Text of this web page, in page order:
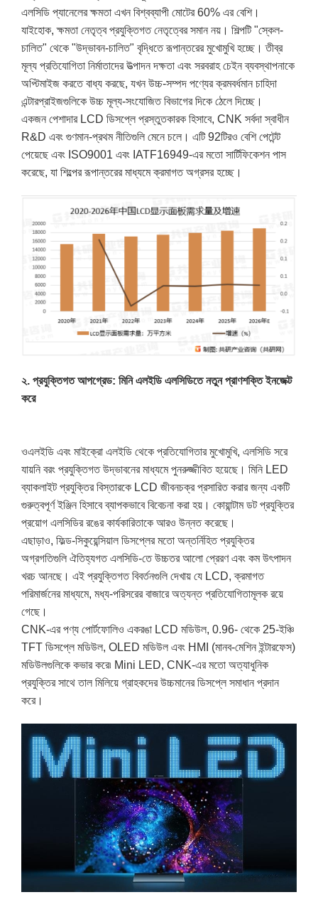
এলসিডি প্যানেলের ক্ষমতা এখন বিশ্বব্যাপী মোটের 60% এর বেশি।
যাইহোক, ক্ষমতা নেতৃত্ব প্রযুক্তিগত নেতৃত্বের সমান নয়। শিল্পটি "স্কেল-
চালিত" থেকে "উদ্ভাবন-চালিত" বৃদ্ধিতে রূপান্তরের মুখোমুখি হচ্ছে। তীব্র
মূল্য প্রতিযোগিতা নির্মাতাদের উত্পাদন দক্ষতা এবং সরবরাহ চেইন ব্যবস্থাপনাকে
অপ্টিমাইজ করতে বাধ্য করছে, যখন উচ্চ-সম্পদ পণ্যের ক্রমবর্ধমান চাহিদা
এন্টারপ্রাইজগুলিকে উচ্চ মূল্য-সংযোজিত বিভাগের দিকে ঠেলে দিচ্ছে।
একজন পেশাদার LCD ডিসপ্লে প্রস্তুতকারক হিসাবে, CNK সর্বদা স্বাধীন
R&D এবং গুণমান-প্রথম নীতিগুলি মেনে চলে। এটি 92টিরও বেশি পেটেন্ট
পেয়েছে এবং ISO9001 এবং IATF16949-এর মতো সার্টিফিকেশন পাস
করেছে, যা শিল্পের রূপান্তরের মাধ্যমে ক্রমাগত অগ্রসর হচ্ছে।
২. প্রযুক্তিগত আপগ্রেড: মিনি এলইডি এলসিডিতে নতুন প্রাণশক্তি ইনজেক্ট
করে
ওএলইডি এবং মাইক্রো এলইডি থেকে প্রতিযোগিতার মুখোমুখি, এলসিডি সরে
যায়নি বরং প্রযুক্তিগত উদ্ভাবনের মাধ্যমে পুনরুজ্জীবিত হয়েছে। মিনি LED
ব্যাকলাইট প্রযুক্তির বিস্তারকে LCD জীবনচক্র প্রসারিত করার জন্য একটি
গুরুত্বপূর্ণ ইঞ্জিন হিসাবে ব্যাপকভাবে বিবেচনা করা হয়। কোয়ান্টাম ডট প্রযুক্তির
প্রয়োগ এলসিডির রঙের কার্যকারিতাকে আরও উন্নত করেছে।
এছাড়াও, ফিল্ড-সিকুয়েন্সিয়াল ডিসপ্লের মতো অন্তর্নিহিত প্রযুক্তির
অগ্রগতিগুলি ঐতিহ্যগত এলসিডি-তে উচ্চতর আলো প্রেরণ এবং কম উৎপাদন
খরচ আনছে। এই প্রযুক্তিগত বিবর্তনগুলি দেখায় যে LCD, ক্রমাগত
পরিমার্জনের মাধ্যমে, মধ্য-পরিসরের বাজারে অত্যন্ত প্রতিযোগিতামূলক রয়ে
গেছে।
CNK-এর পণ্য পোর্টফোলিও একরঙা LCD মডিউল, 0.96‑ থেকে 25‑ইঞ্চি
TFT ডিসপ্লে মডিউল, OLED মডিউল এবং HMI (মানব-মেশিন ইন্টারফেস)
মডিউলগুলিকে কভার করে৷ Mini LED, CNK-এর মতো অত্যাধুনিক
প্রযুক্তির সাথে তাল মিলিয়ে গ্রাহকদের উচ্চমানের ডিসপ্লে সমাধান প্রদান
করে।